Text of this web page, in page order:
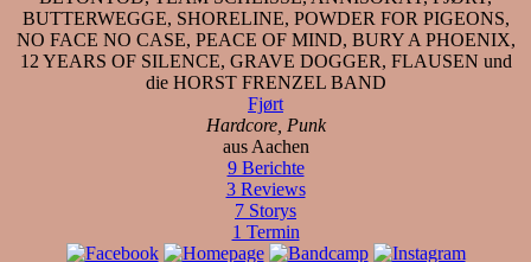
BUTTERWEGGE, SHORELINE, POWDER FOR PIGEONS,
NO FACE NO CASE, PEACE OF MIND, BURY A PHOENIX,
12 YEARS OF SILENCE, GRAVE DOGGER, FLAUSEN und
die HORST FRENZEL BAND
Fjørt
Hardcore, Punk
aus Aachen
9 Berichte
3 Reviews
7 Storys
1 Termin